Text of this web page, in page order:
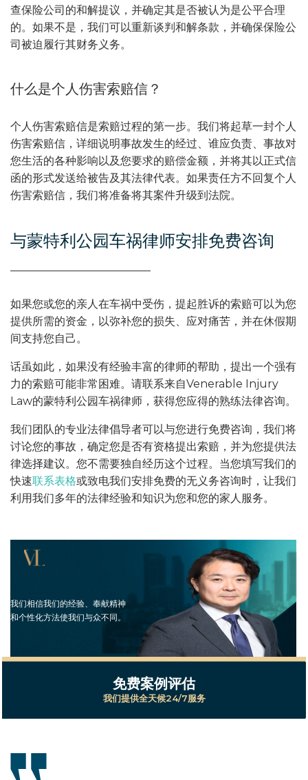
查保险公司的和解提议，并确定其是否被认为是公平合理
的。如果不是，我们可以重新谈判和解条款，并确保保险公
司被迫履行其财务义务。
什么是个人伤害索赔信？
个人伤害索赔信是索赔过程的第一步。我们将起草一封个人
伤害索赔信，详细说明事故发生的经过、谁应负责、事故对
您生活的各种影响以及您要求的赔偿金额，并将其以正式信
函的形式发送给被告及其法律代表。如果责任方不回复个人
伤害索赔信，我们将准备将其案件升级到法院。
与蒙特利公园车祸律师安排免费咨询
如果您或您的亲人在车祸中受伤，提起胜诉的索赔可以为您
提供所需的资金，以弥补您的损失、应对痛苦，并在休假期
间支持您自己。
话虽如此，如果没有经验丰富的律师的帮助，提出一个强有
力的索赔可能非常困难。请联系来自Venerable Injury
Law的蒙特利公园车祸律师，获得您应得的熟练法律咨询。
我们团队的专业法律倡导者可以与您进行免费咨询，我们将
讨论您的事故，确定您是否有资格提出索赔，并为您提供法
律选择建议。您不需要独自经历这个过程。当您填写我们的
快速联系表格或致电我们安排免费的无义务咨询时，让我们
利用我们多年的法律经验和知识为您和您的家人服务。
我们相信我们的经验、奉献精神
和个性化方法使我们与众不同。
免费案例评估
我们提供全天候24/7服务